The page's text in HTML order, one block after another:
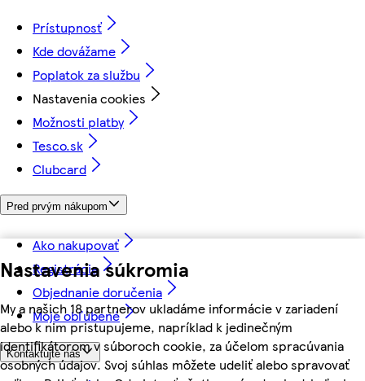
Nastavenia súkromia
My a našich 18 partnerov ukladáme informácie v zariadení
alebo k nim pristupujeme, napríklad k jedinečným
identifikátorom v súboroch cookie, za účelom spracúvania
osobných údajov. Svoj súhlas môžete udeliť alebo spravovať
Prístupnosť
Kde dovážame
Poplatok za službu
Nastavenia cookies
Možnosti platby
Tesco.sk
Clubcard
Pred prvým nákupom
Ako nakupovať
Registrácia
Objednanie doručenia
Moje obľúbené
Kontaktujte nás